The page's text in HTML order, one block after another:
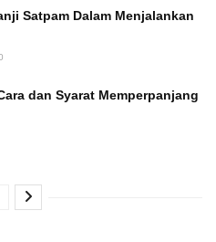
Satpam Dalam Menjalankan
dan Syarat Memperpanjang